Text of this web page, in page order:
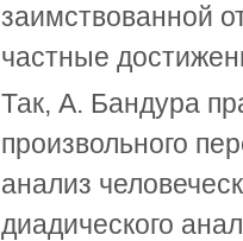
заимствованной
частные
Так, А. Бандура
произвольного
анализ
диадического